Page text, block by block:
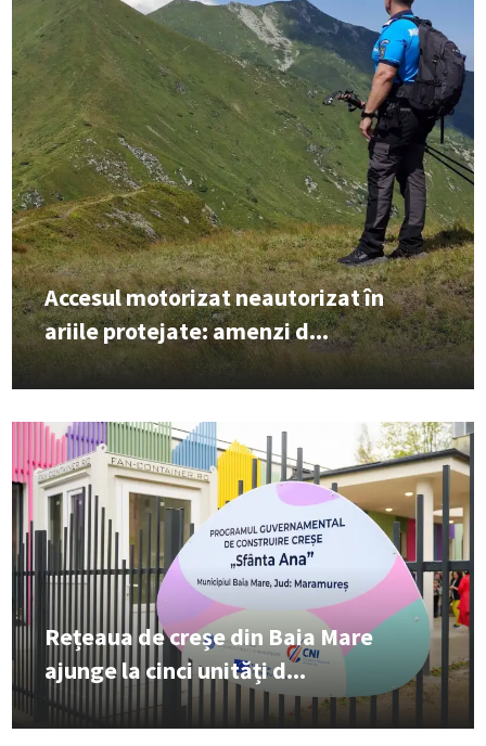
Accesul motorizat neautorizat în
ariile protejate: amenzi d...
Rețeaua de creșe din Baia Mare
ajunge la cinci unități d...